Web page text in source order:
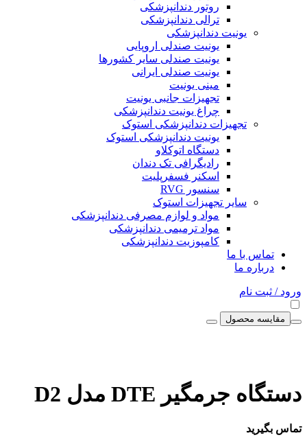
روتور دندانپزشکی
ترالی دندانپزشکی
یونیت دندانپزشکی
یونیت صندلی اروپایی
یونیت صندلی سایر کشورها
یونیت صندلی ایرانی
مینی یونیت
تجهیزات جانبی یونیت
چراغ یونیت دندانپزشکی
تجهیزات دندانپزشکی استوک
یونیت دندانپزشکی استوک
دستگاه اتوکلاو
رادیگرافی تک دندان
اسکنر فسفرپلیت
سنسور RVG
سایر تجهیزات استوک
مواد و لوازم مصرفی دندانپزشکی
مواد ترمیمی دندانپزشکی
کامپوزیت دندانپزشکی
تماس با ما
درباره ما
ورود / ثبت نام
مقایسه محصول
دستگاه جرمگیر DTE مدل D2
تماس بگیرید